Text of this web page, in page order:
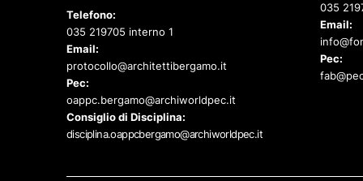
Telefono:
035 219705 interno 1
Email:
protocollo@architettibergamo.it
Pec:
oappc.bergamo@archiworldpec.it
Consiglio di Disciplina:
disciplina.oappcbergamo@archiworldpec.it
035
Email:
Pec: